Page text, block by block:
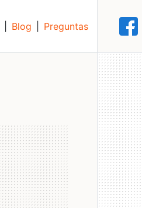
Blog Preguntas